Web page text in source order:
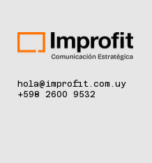
hola@improfit.com.uy
+598 2600 9532